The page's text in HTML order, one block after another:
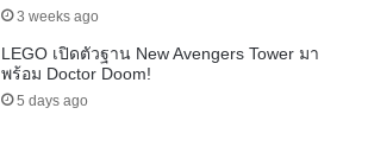
3 weeks ago
LEGO เปิดตัวฐาน New Avengers Tower มา
พร้อม Doctor Doom!
5 days ago